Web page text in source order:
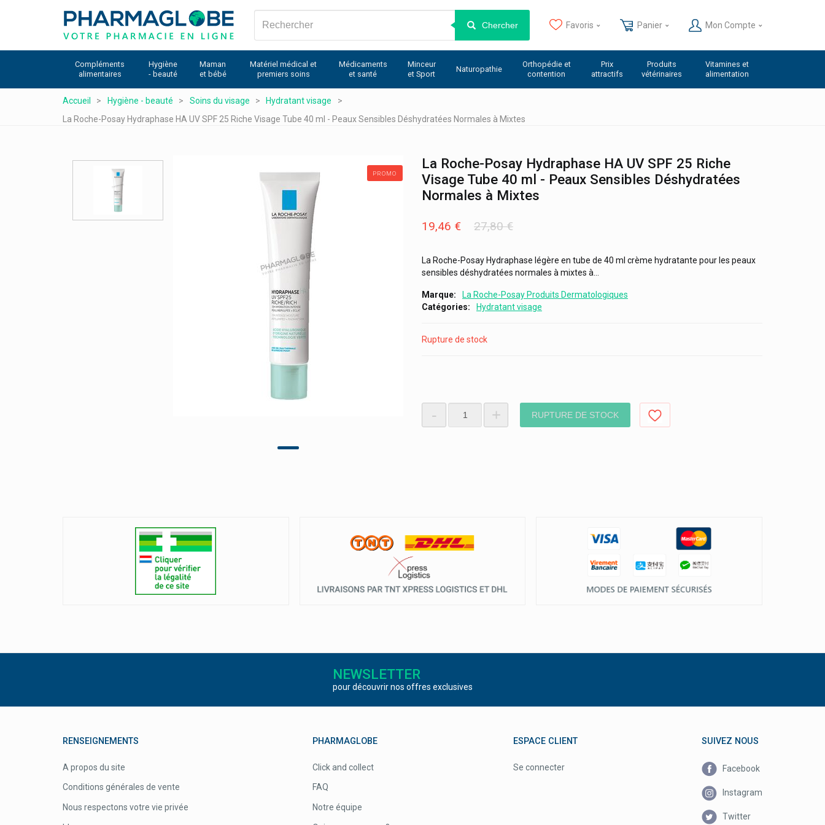
Chercher Favoris Panier Mon Compte
Compléments
alimentaires
Hygiène
- beauté
Maman
et bébé
Matériel médical et
premiers soins
Médicaments
et santé
Minceur
et Sport
Naturopathie
Orthopédie et
contention
Prix
attractifs
Produits
vétérinaires
Vitamines et
alimentation
Accueil Hygiène - beauté Soins du visage
Hydratant visage
La Roche-Posay Hydraphase HA UV SPF 25 Riche Visage Tube 40 ml - Peaux Sensibles Déshydratées Normales à Mixtes
PROMO
La Roche-Posay Hydraphase HA UV SPF 25 Riche
Visage Tube 40 ml - Peaux Sensibles Déshydratées
Normales à Mixtes
19,46 € 27,80 €
La Roche-Posay Hydraphase légère en tube de 40 ml crème hydratante pour les peaux
sensibles déshydratées normales à mixtes à...
Marque
La Roche-Posay Produits Dermatologiques
Catégories
Hydratant visage
Rupture de stock
- + RUPTURE DE STOCK
NEWSLETTER
pour découvrir nos offres exclusives
RENSEIGNEMENTS
A propos du site
Conditions générales de vente
Nous respectons votre vie privée
PHARMAGLOBE
Click and collect
FAQ
Notre équipe
ESPACE CLIENT
Se connecter
SUIVEZ NOUS
Facebook
Instagram
Twitter